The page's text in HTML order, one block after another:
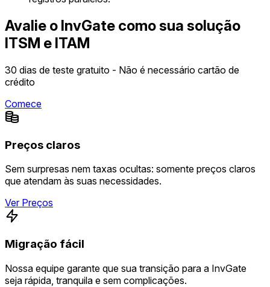
Avalie o InvGate como sua solução
ITSM e ITAM
30 dias de teste gratuito - Não é necessário cartão de
crédito
Comece
Preços claros
Sem surpresas nem taxas ocultas: somente preços claros
que atendam às suas necessidades.
Ver Preços
Migração fácil
Nossa equipe garante que sua transição para a InvGate
seja rápida, tranquila e sem complicações.